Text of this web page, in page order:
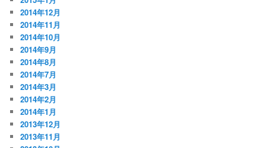
2014年12月
2014年11月
2014年10月
2014年9月
2014年8月
2014年7月
2014年3月
2014年2月
2014年1月
2013年12月
2013年11月